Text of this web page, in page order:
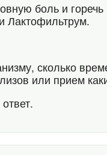
боль и
Лактофильтрум.
сколько
или прием